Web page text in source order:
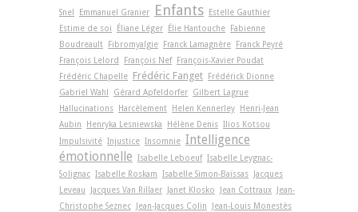
Snel
Emmanuel Granier Enfants Estelle Gauthier
Estime de soi
Éliane Léger Élie Hantouche Fabienne
Boudreault Fibromyalgie Franck Lamagnère Franck Peyré
François Lelord
François Nef François-Xavier Poudat
Frédéric Chapelle Frédéric Fanget Frédérick Dionne
Gabriel Wahl
Gérard Apfeldorfer Gilbert Lagrue
Hallucinations Harcèlement Helen Kennerley Henri-Jean
Aubin
Henryka Lesniewska Hélène Denis Ilios Kotsou
Impulsivité Injustice Insomnie Intelligence
émotionnelle Isabelle Leboeuf Isabelle Leygnac-
Solignac Isabelle Roskam Isabelle Simon-Baïssas Jacques
Leveau
Jacques Van Rillaer Janet Klosko Jean Cottraux Jean-
Christophe Seznec Jean-Jacques Colin
Jean-Louis Monestès